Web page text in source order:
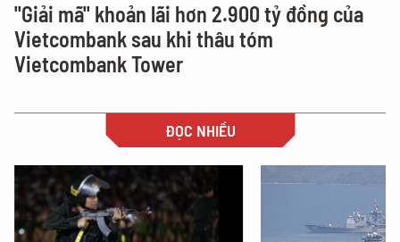
"Giải mã" khoản lãi hơn 2.900 tỷ đồng của
Vietcombank sau khi thâu tóm
Vietcombank Tower
ĐỌC NHIỀU